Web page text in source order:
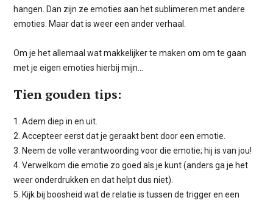
hangen. Dan zijn ze emoties aan het sublimeren met andere
emoties. Maar dat is weer een ander verhaal.
Om je het allemaal wat makkelijker te maken om om te gaan
met je eigen emoties hierbij mijn...
Tien gouden tips:
1. Adem diep in en uit.
2. Accepteer eerst dat je geraakt bent door een emotie.
3. Neem de volle verantwoording voor die emotie; hij is van jou!
4. Verwelkom die emotie zo goed als je kunt (anders ga je het
weer onderdrukken en dat helpt dus niet).
5. Kijk bij boosheid wat de relatie is tussen de trigger en een